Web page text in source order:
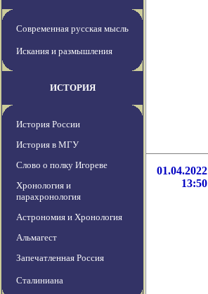
Современная русская мысль
Искания и размышления
ИСТОРИЯ
История России
История в МГУ
Слово о полку Игореве
Хронология и
парахронология
Астрономия и Хронология
Альмагест
Запечатленная Россия
Сталиниана
01.04.2022
13:50